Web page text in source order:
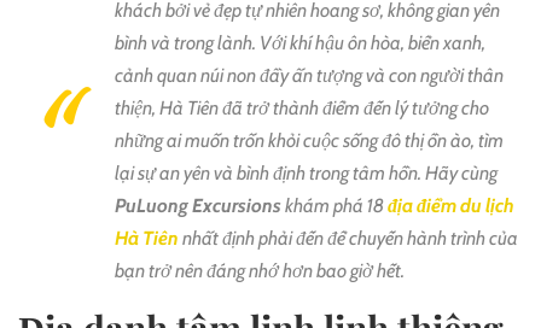
khách bởi vẻ đẹp tự nhiên hoang sơ, không gian yên
bình và trong lành. Với khí hậu ôn hòa, biển xanh,
cảnh quan núi non đầy ấn tượng và con người thân
thiện, Hà Tiên đã trở thành điểm đến lý tưởng cho
những ai muốn trốn khỏi cuộc sống đô thị ồn ào, tìm
lại sự an yên và bình định trong tâm hồn. Hãy cùng
PuLuong Excursionskhám phá 18địa điểm du lịch
Hà Tiên nhất định phải đến để chuyến hành trình của
bạn trở nên đáng nhớ hơn bao giờ hết.